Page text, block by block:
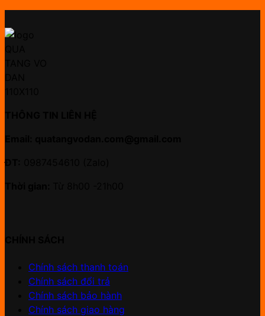
Chính sách thanh toán
Chính sách đổi trả
Chính sách bảo hành
Chính sách giao hàng